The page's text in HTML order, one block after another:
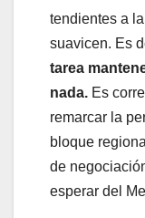
tendientes a
suavicen. Es
tarea
nada. Es
remarcar la
bloque
de
esperar del